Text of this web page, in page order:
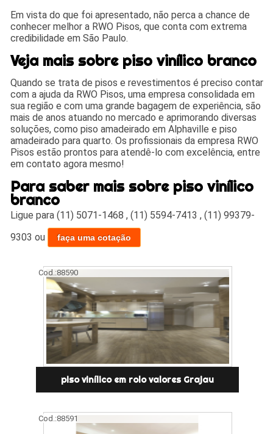
Em vista do que foi apresentado, não perca a chance de
conhecer melhor a RWO Pisos, que conta com extrema
credibilidade em São Paulo.
Veja mais sobre piso vinílico branco
Quando se trata de pisos e revestimentos é preciso contar
com a ajuda da RWO Pisos, uma empresa consolidada em
sua região e com uma grande bagagem de experiência, são
mais de anos atuando no mercado e aprimorando diversas
soluções, como piso amadeirado em Alphaville e piso
amadeirado para quarto. Os profissionais da empresa RWO
Pisos estão prontos para atendê-lo com excelência, entre
em contato agora mesmo!
Para saber mais sobre piso vinílico
branco
Ligue para(11) 5071-1468 ,(11) 5594-7413 ,(11) 99379-
9303 ou faça uma cotação
Cod.:88590
piso vinílico em rolo valores Grajau
Cod.:88591